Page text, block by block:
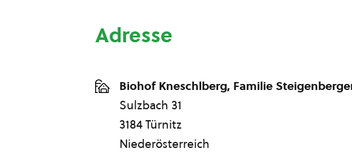
Adresse
Biohof Kneschlberg, Familie
Sulzbach 31
3184 Türnitz
Niederösterreich